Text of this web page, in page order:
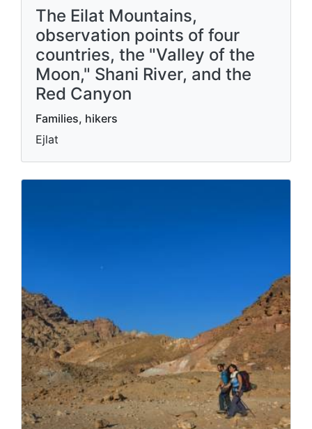
The Eilat Mountains,
observation points of four
countries, the "Valley of the
Moon," Shani River, and the
Red Canyon
Families, hikers
Ejlat